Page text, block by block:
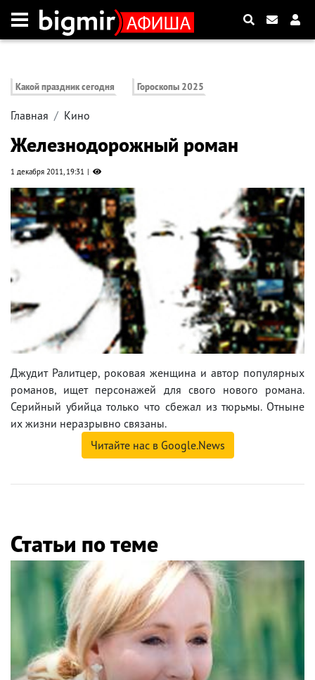
Какой праздник сегодня Гороскопы 2025
Главная Кино
Железнодорожный роман
1 декабря 2011, 19:31
Джудит Ралитцер, роковая женщина и автор популярных
романов, ищет персонажей для свого нового романа.
Серийный убийца только что сбежал из тюрьмы. Отныне
их жизни неразрывно связаны.
Читайте нас в Google.News
Статьи по теме